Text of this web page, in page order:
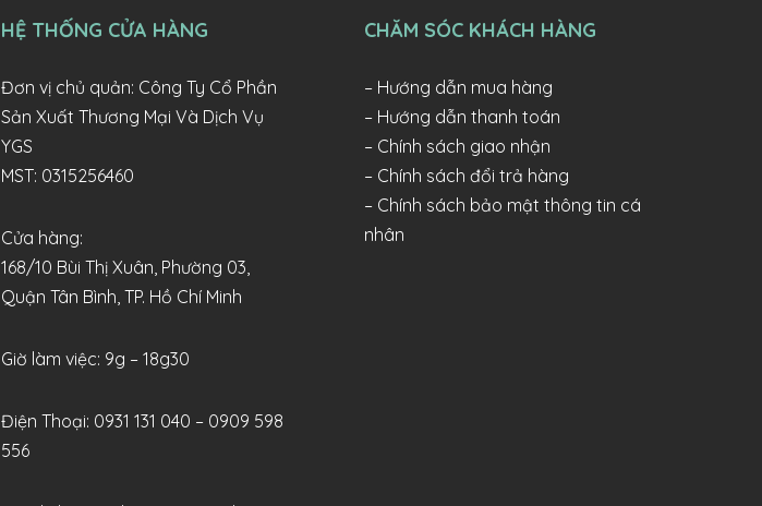
HỆ THỐNG CỬA HÀNG
Đơn vị chủ quản: Công Ty Cổ Phần
Sản Xuất Thương Mại Và Dịch Vụ
YGS
MST: 0315256460
Cửa hàng:
168/10 Bùi Thị Xuân, Phường 03,
Quận Tân Bình, TP. Hồ Chí Minh
Giờ làm việc: 9g – 18g30
Điện Thoại: 0931 131 040 – 0909 598
556
CHĂM SÓC KHÁCH HÀNG
– Hướng dẫn mua hàng
– Hướng dẫn thanh toán
– Chính sách giao nhận
– Chính sách đổi trả hàng
– Chính sách bảo mật thông tin cá
nhân